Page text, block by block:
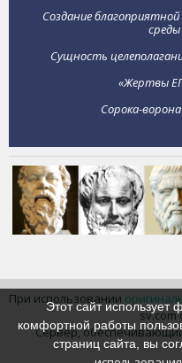
Создание
Сущность
«Жертвы
Сорока-
При использовании
sv.com
Сервер,
Этот сайт
комфортной работы
страниц сайта, вы